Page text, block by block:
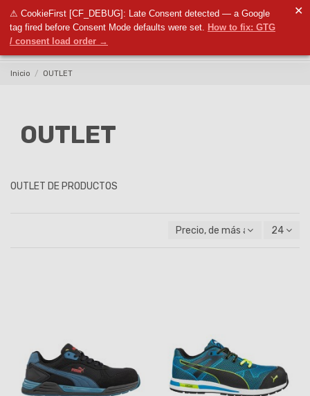
⚠ CookieFirst [CF_DEBUG]: Late Consent detected — a Google
tag fired before Consent Mode defaults were set. How to fix: GTG
/ consent load order →
✕
Inicio OUTLET
OUTLET
OUTLET DE PRODUCTOS
Precio, de más alto a más
24